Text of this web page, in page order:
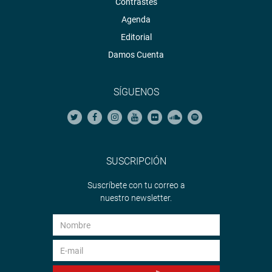
http://www.congreso.gob.pe/
https://twitter.com/congresoperu>
http://www.youtube.com/congresoperu >
Sistema de Archivo Fotográfico (SAF):
Agenda
Editorial
Damos Cuenta
SÍGUENOS
SUSCRIPCIÓN
Suscríbete con tu correo a
nuestro newsletter.